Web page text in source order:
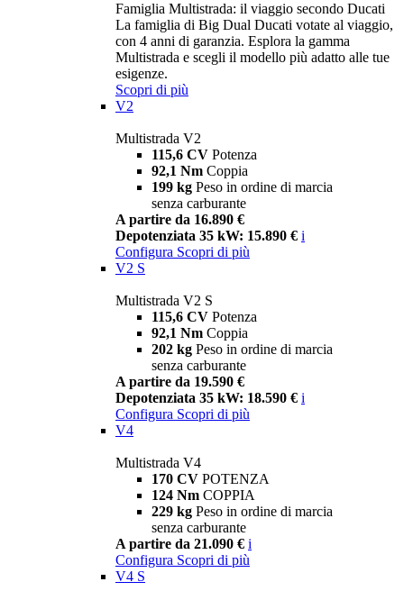
Famiglia Multistrada: il viaggio secondo Ducati
La famiglia di Big Dual Ducati votate al viaggio,
con 4 anni di garanzia. Esplora la gamma
Multistrada e scegli il modello più adatto alle tue
esigenze.
Scopri di più
V2
Multistrada V2
115,6 CV Potenza
92,1 Nm Coppia
199 kg Peso in ordine di marcia
senza carburante
A partire da 16.890 €
Depotenziata 35 kW: 15.890 € i
Configura Scopri di più
V2 S
Multistrada V2 S
115,6 CV Potenza
92,1 Nm Coppia
202 kg Peso in ordine di marcia
senza carburante
A partire da 19.590 €
Depotenziata 35 kW: 18.590 € i
Configura Scopri di più
V4
Multistrada V4
170 CV POTENZA
124 Nm COPPIA
229 kg Peso in ordine di marcia
senza carburante
A partire da 21.090 € i
Configura Scopri di più
V4 S